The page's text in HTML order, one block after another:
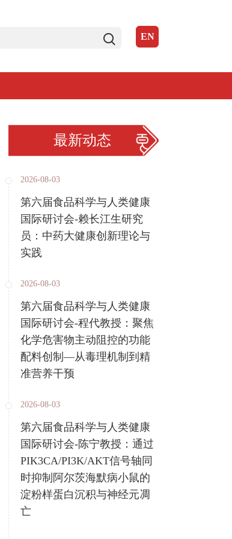
EN
最新动态
2026-08-03
第六届食品科学与人类健康
国际研讨会-赖长江生研究
员：中药大健康创新理论与
实践
2026-08-03
第六届食品科学与人类健康
国际研讨会-程代教授：聚焦
化学危害物主动阻控的功能
配料创制—从毒理机制到精
准营养干预
2026-08-03
第六届食品科学与人类健康
国际研讨会-陈宁教授：通过
PIK3CA/PI3K/AKT信号轴同
时抑制阿尔茨海默病小鼠的
淀粉样蛋白沉积与神经元凋
亡